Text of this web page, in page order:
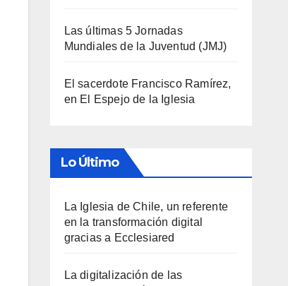
Las últimas 5 Jornadas
Mundiales de la Juventud (JMJ)
El sacerdote Francisco Ramírez,
en El Espejo de la Iglesia
Lo Último
La Iglesia de Chile, un referente
en la transformación digital
gracias a Ecclesiared
La digitalización de las